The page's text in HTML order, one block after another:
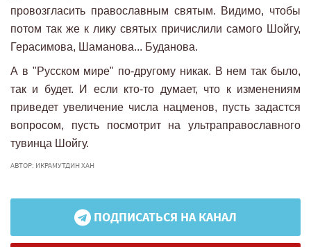
провозгласить православным святым. Видимо, чтобы
потом так же к лику святых причислили самого Шойгу,
Герасимова, Шаманова... Буданова.
А в "Русском мире" по-другому никак. В нем так было,
так и будет. И если кто-то думает, что к изменениям
приведет увеличение числа нацменов, пусть задастся
вопросом, пусть посмотрит на ультраправославного
тувинца Шойгу.
АВТОР: ИКРАМУТДИН ХАН
ПОДПИСАТЬСЯ НА КАНАЛ